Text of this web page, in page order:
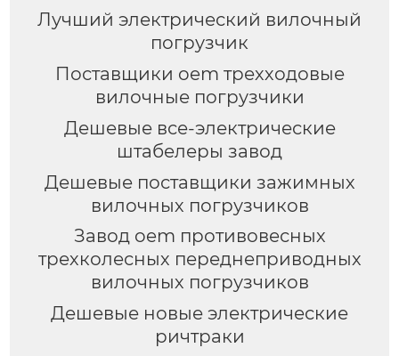
Лучший электрический вилочный
погрузчик
Поставщики oem трехходовые
вилочные погрузчики
Дешевые все-электрические
штабелеры завод
Дешевые поставщики зажимных
вилочных погрузчиков
Завод oem противовесных
трехколесных переднеприводных
вилочных погрузчиков
Дешевые новые электрические
ричтраки